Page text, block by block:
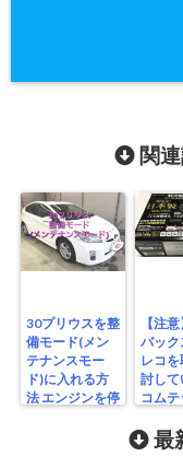
関連
30プリウスを整
備モード(メン
テナンスモー
ド)に入れる方
法 エンジンを停
【注
バック
レコ
討して
コムテ
レビュ
最